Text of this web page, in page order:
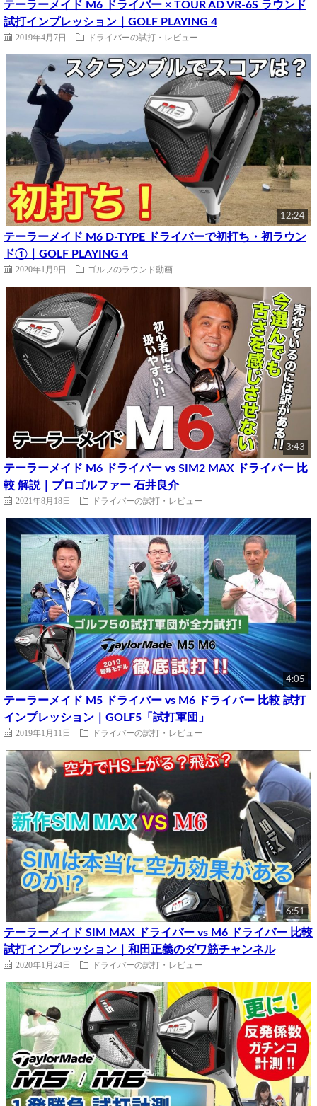
テーラーメイド M6 ドライバー × TOUR AD VR-6S ラウンド
試打インプレッション｜GOLF PLAYING 4
2019年4月7日 ドライバーの試打・レビュー
12:24
テーラーメイド M6 D-TYPE ドライバーで初打ち・初ラウン
ド①｜GOLF PLAYING 4
2020年1月9日 ゴルフのラウンド動画
3:43
テーラーメイド M6 ドライバー vs SIM2 MAX ドライバー 比
較 解説｜プロゴルファー 石井良介
2021年8月18日 ドライバーの試打・レビュー
4:05
テーラーメイド M5 ドライバー vs M6 ドライバー 比較 試打
インプレッション｜GOLF5「試打軍団」
2019年1月11日 ドライバーの試打・レビュー
6:51
テーラーメイド SIM MAX ドライバー vs M6 ドライバー 比較
試打インプレッション｜和田正義のダワ筋チャンネル
2020年1月24日 ドライバーの試打・レビュー